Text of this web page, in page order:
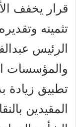
قرار يخفف
تثمينه
الرئيس
والمؤسسات
تطبيق زيادة
المقيدين